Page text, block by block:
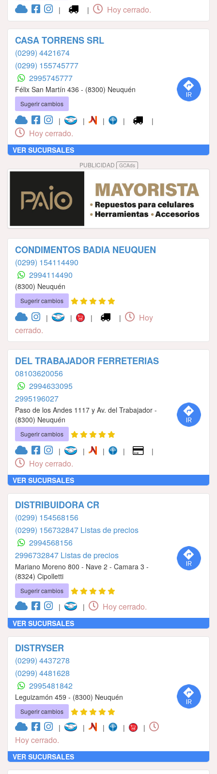
| | Hoy cerrado.
CASA TORRENS SRL
(0299) 4421674
(0299) 155745777
2995745777
Félix San Martín 436 - (8300) Neuquén
Sugerir cambios
| | | | |
Hoy cerrado.
VER SUCURSALES
PUBLICIDAD GCAds
CONDIMENTOS BADIA NEUQUEN
(0299) 154114490
2994114490
(8300) Neuquén
Sugerir cambios
| | | |
Hoy
cerrado.
DEL TRABAJADOR FERRETERIAS
08103620056
2994633095
2995196027
Paso de los Andes 1117 y Av. del Trabajador -
(8300) Neuquén
Sugerir cambios
| | | | |
Hoy cerrado.
VER SUCURSALES
DISTRIBUIDORA CR
(0299) 154568156
(0299) 156732847 Listas de precios
2994568156
2996732847 Listas de precios
Mariano Moreno 800 - Nave 2 - Camara 3 -
(8324) Cipolletti
Sugerir cambios
| | Hoy cerrado.
VER SUCURSALES
DISTRYSER
(0299) 4437278
(0299) 4481628
2995481842
Leguizamón 459 - (8300) Neuquén
Sugerir cambios
| | | | |
Hoy cerrado.
VER SUCURSALES